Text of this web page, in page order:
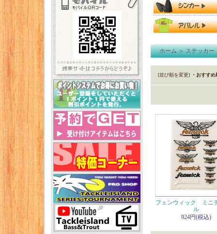
ホーム＞ステッカー
[並び順を変更] ・おすすめ
フェンウィック ミニ
ル
924円(税込)